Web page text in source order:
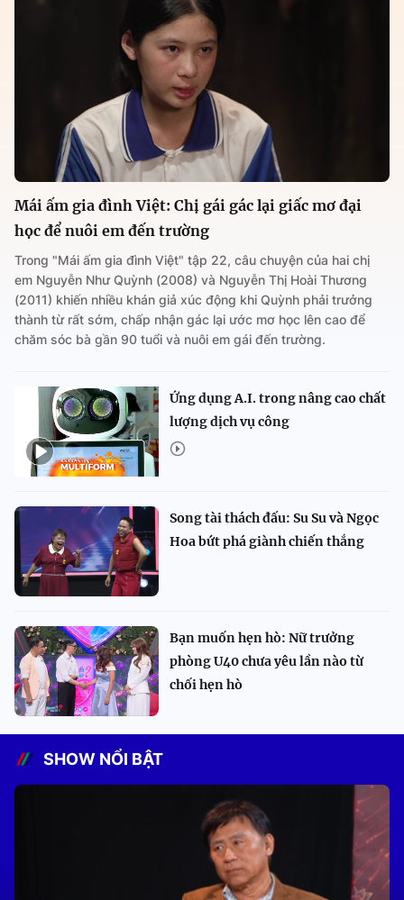
Mái ấm gia đình Việt: Chị gái gác lại giấc mơ đại
học để nuôi em đến trường
Trong "Mái ấm gia đình Việt" tập 22, câu chuyện của hai chị
em Nguyễn Như Quỳnh (2008) và Nguyễn Thị Hoài Thương
(2011) khiến nhiều khán giả xúc động khi Quỳnh phải trưởng
thành từ rất sớm, chấp nhận gác lại ước mơ học lên cao để
chăm sóc bà gần 90 tuổi và nuôi em gái đến trường.
Ứng dụng A.I. trong nâng cao chất
lượng dịch vụ công
Song tài thách đấu: Su Su và Ngọc
Hoa bứt phá giành chiến thắng
Bạn muốn hẹn hò: Nữ trưởng
phòng U40 chưa yêu lần nào từ
chối hẹn hò
SHOW NỔI BẬT